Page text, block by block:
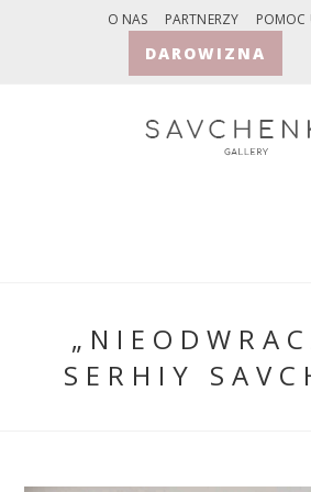
O NAS PARTNERZY POMOC
DAROWIZNA
SERHIY